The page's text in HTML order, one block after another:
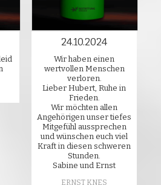
24.10.2024
Wir haben einen
wertvollen Menschen
verloren.
Lieber Hubert, Ruhe in
Frieden.
Wir möchten allen
Angehörigen unser tiefes
Mitgefühl aussprechen
und wünschen euch viel
Kraft in diesen schweren
Stunden.
Sabine und Ernst
ERNST KNES